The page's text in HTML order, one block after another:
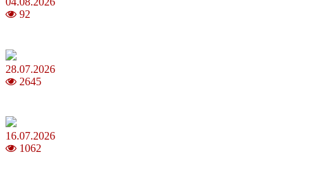
92
28.07.2026
2645
16.07.2026
1062